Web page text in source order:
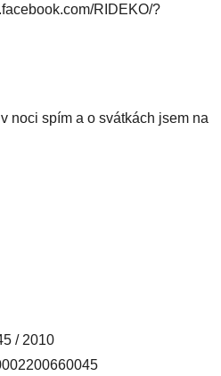
RIDEKO/?
noci spím a o svátkách jsem na
/ 2010